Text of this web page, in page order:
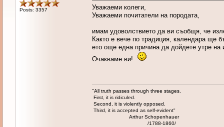
Posts: 3357
Уважаеми колеги,
Уважаеми почитатели на породата,
имам удоволствието да ви съобщя, че
Както е вече по традиция, календара ще
ето още една причина да дойдете утре на
Очакваме ви!
"All truth passes through three stages.
First, it is ridiculed.
Second, it is violently opposed.
Third, it is accepted as self-evident"
Arthur Schopenhauer
/1788-1860/